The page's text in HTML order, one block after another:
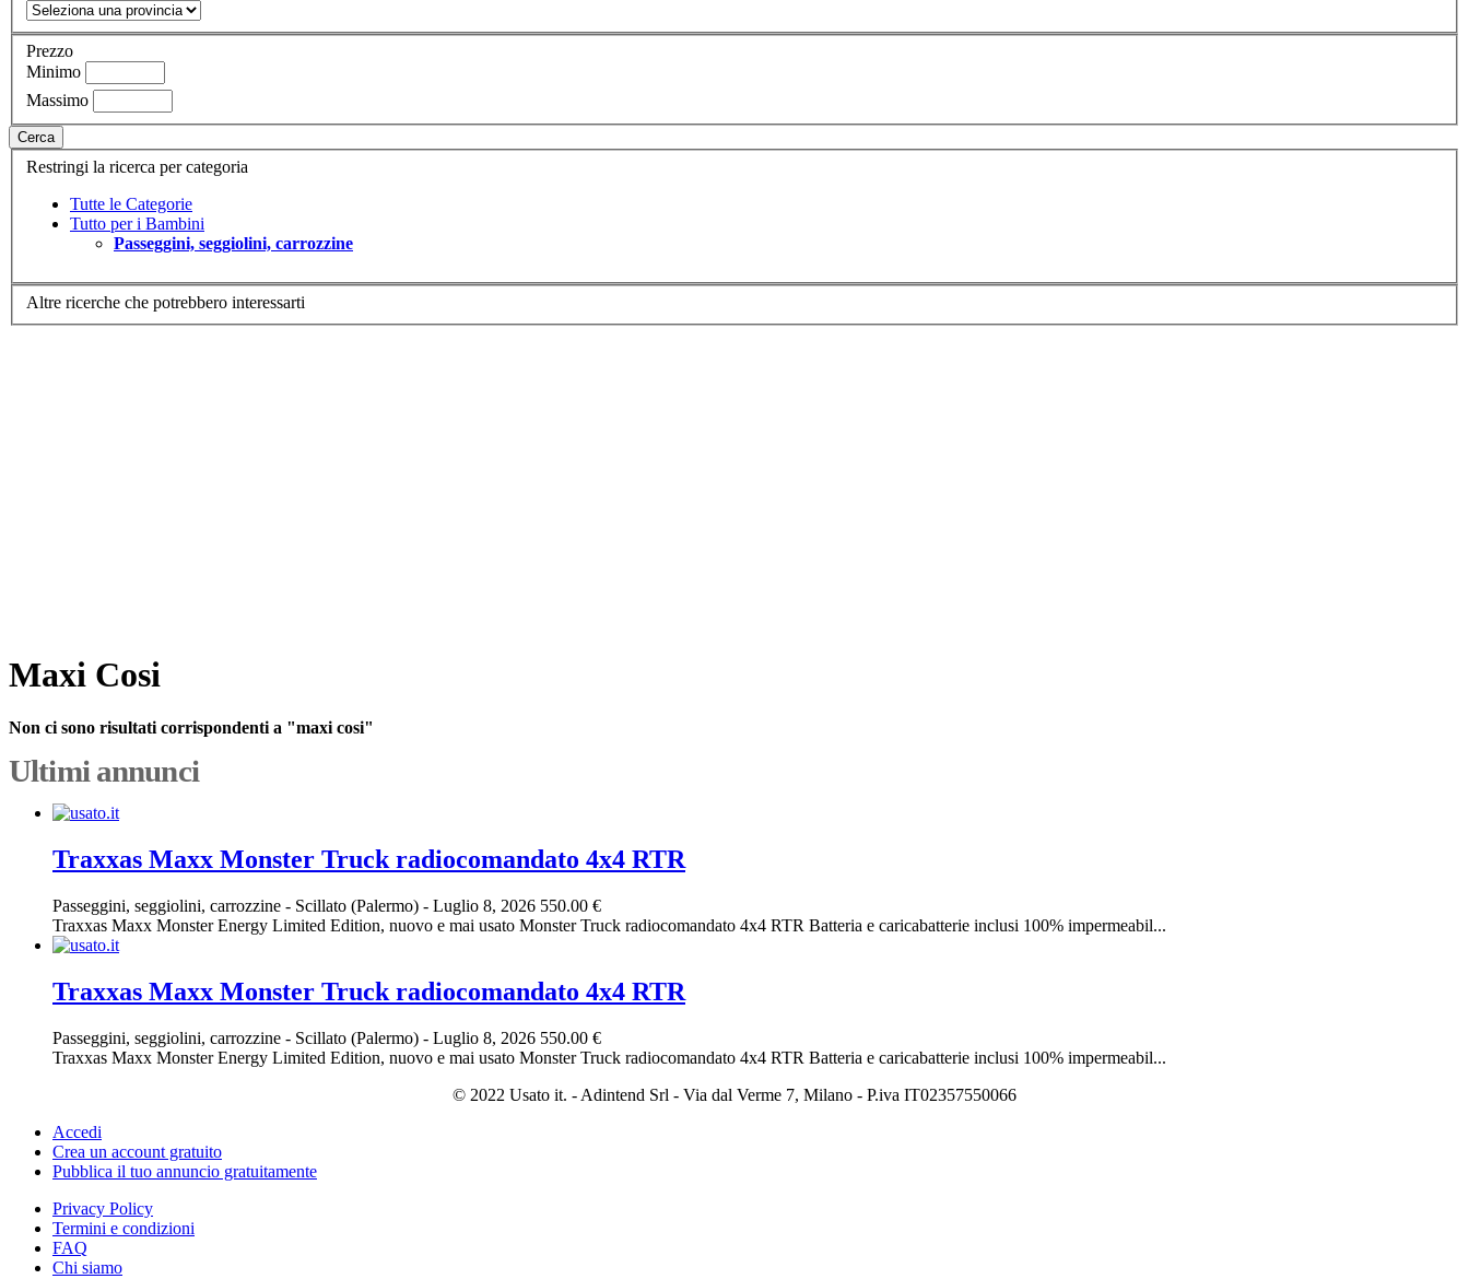
Prezzo
Minimo
Massimo
Cerca
Restringi la ricerca per categoria
Tutte le Categorie
Tutto per i Bambini
Passeggini, seggiolini, carrozzine
Altre ricerche che potrebbero interessarti
Maxi Cosi
Non ci sono risultati corrispondenti a "maxi cosi"
Ultimi annunci
Traxxas Maxx Monster Truck radiocomandato 4x4 RTR
Passeggini, seggiolini, carrozzine - Scillato (Palermo) - Luglio 8, 2026 550.00 €
Traxxas Maxx Monster Energy Limited Edition, nuovo e mai usato Monster Truck radiocomandato 4x4 RTR Batteria e caricabatterie inclusi 100% impermeabil...
Traxxas Maxx Monster Truck radiocomandato 4x4 RTR
Passeggini, seggiolini, carrozzine - Scillato (Palermo) - Luglio 8, 2026 550.00 €
Traxxas Maxx Monster Energy Limited Edition, nuovo e mai usato Monster Truck radiocomandato 4x4 RTR Batteria e caricabatterie inclusi 100% impermeabil...
© 2022 Usato it. - Adintend Srl - Via dal Verme 7, Milano - P.iva IT02357550066
Accedi
Crea un account gratuito
Pubblica il tuo annuncio gratuitamente
Privacy Policy
Termini e condizioni
FAQ
Chi siamo